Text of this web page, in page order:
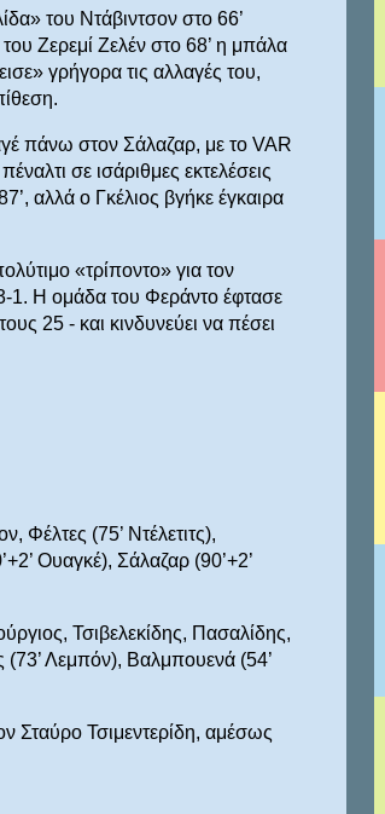
του Ντάβιντσον στο 66’
Ζερεμί Ζελέν στο 68’ η μπάλα
γρήγορα τις αλλαγές του,
πάνω στον Σάλαζαρ, με το VAR
σε ισάριθμες εκτελέσεις
αλλά ο Γκέλιος βγήκε έγκαιρα
«τρίποντο» για τον
3-1. Η ομάδα του Φεράντο έφτασε
25 - και κινδυνεύει να πέσει
Φέλτες (75’ Ντέλετιτς),
Ουαγκέ), Σάλαζαρ (90’+2’
Τσιβελεκίδης, Πασαλίδης,
(73’ Λεμπόν), Βαλμπουενά (54’
Σταύρο Τσιμεντερίδη, αμέσως